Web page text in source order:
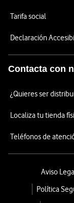
Tarifa social
Declaración
Contacta con
¿Quieres ser
Localiza tu tienda
Teléfonos de
Aviso
Política